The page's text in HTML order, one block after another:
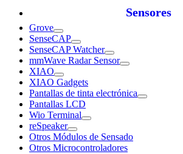
Sensores
Grove
SenseCAP
SenseCAP Watcher
mmWave Radar Sensor
XIAO
XIAO Gadgets
Pantallas de tinta electrónica
Pantallas LCD
Wio Terminal
reSpeaker
Otros Módulos de Sensado
Otros Microcontroladores